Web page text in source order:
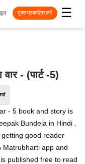
☰
मुक्त प्रकाशित करें
- (पार्ट -5)
- 5 book and story is
Bundela in Hindi .
good reader
Matrubharti app and
published free to read